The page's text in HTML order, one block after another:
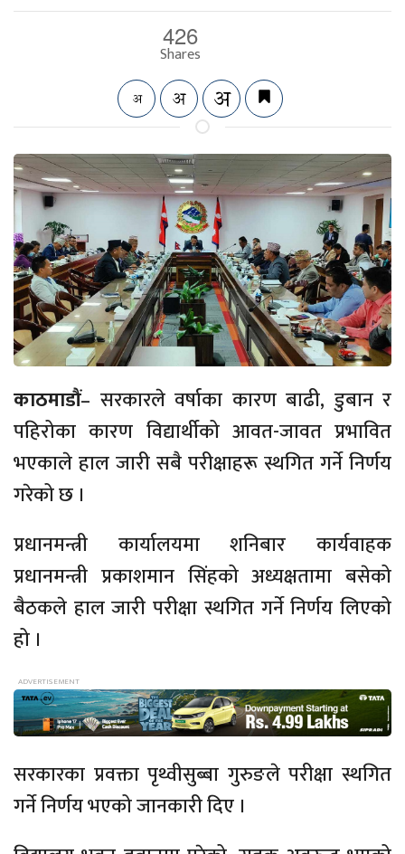
426
Shares
काठमाडौं– सरकारले वर्षाका कारण बाढी, डुबान र
पहिरोका कारण विद्यार्थीको आवत-जावतप्रभावित
भएकाले हाल जारी सबै परीक्षाहरू स्थगित गर्ने निर्णय
गरेको छ ।
प्रधानमन्त्री कार्यालयमा शनिबार कार्यवाहक
प्रधानमन्त्री प्रकाशमान सिंहको अध्यक्षतामा बसेको
बैठकले हाल जारी परीक्षा स्थगित गर्ने निर्णय लिएको
हो ।
सरकारका प्रवक्ता पृथ्वीसुब्बा गुरुङले परीक्षा स्थगित
गर्ने निर्णय भएको जानकारी दिए ।